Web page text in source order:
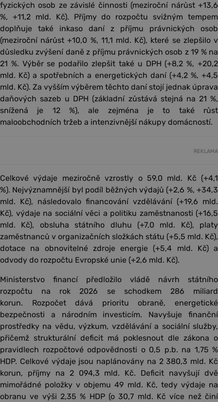
fyzických osob ze závislé činnosti (meziroční nárůst +13,6
%, +11,2 mld. Kč). Příjmy do rozpočtu svižným tempem
doplňuje také inkaso daní z příjmu právnických osob
(meziroční nárůst +10,0 %, 11,1 mld. Kč), které se zlepšilo v
důsledku zvýšení daně z příjmu právnických osob z 19 % na
21 %. Výběr se podařilo zlepšit také u DPH (+8,2 %, +20,2
mld. Kč) a spotřebních a energetických daní (+4,2 %, +4,5
mld. Kč). Za vyšším výběrem těchto daní stojí jednak úprava
daňových sazeb u DPH (základní zůstává stejná na 21 %,
snížená je 12 %), ale zejména je to také růst
maloobchodních tržeb a intenzivnější nákupy domácností.
REKLAMA
Celkové výdaje meziročně vzrostly o 59,0 mld. Kč (+4,1
%). Nejvýznamnější byl podíl běžných výdajů (+2,6 %, +34,3
mld. Kč), následovalo financování vzdělávání (+19,6 mld.
Kč), výdaje na sociální věci a politiku zaměstnanosti (+16,5
mld. Kč), obsluha státního dluhu (+7,0 mld. Kč), platy
zaměstnanců v organizačních složkách státu (+5,5 mld. Kč),
dotace na obnovitelné zdroje energie (+5,4 mld. Kč) a
odvody do rozpočtu Evropské unie (+2,6 mld. Kč).
Ministerstvo financí předložilo vládě návrh státního
rozpočtu na rok 2026 se schodkem 286 miliard
korun. Rozpočet dává prioritu obraně, energetické
bezpečnosti a národním investicím. Navyšuje finanční
prostředky na vědu, výzkum, vzdělávání a sociální služby,
přičemž strukturální deficit má poklesnout dle zákona o
pravidlech rozpočtové odpovědnosti o 0,5 p.b. na 1,75 %
HDP. Celkové výdaje jsou naplánovány na 2 380,3 mld. Kč
korun, příjmy na 2 094,3 mld. Kč. Deficit navyšují dvě
mimořádné položky v objemu 49 mld. Kč, tedy výdaje na
obranu ve výši 2,35 % HDP (o 30,7 mld. Kč více než činí